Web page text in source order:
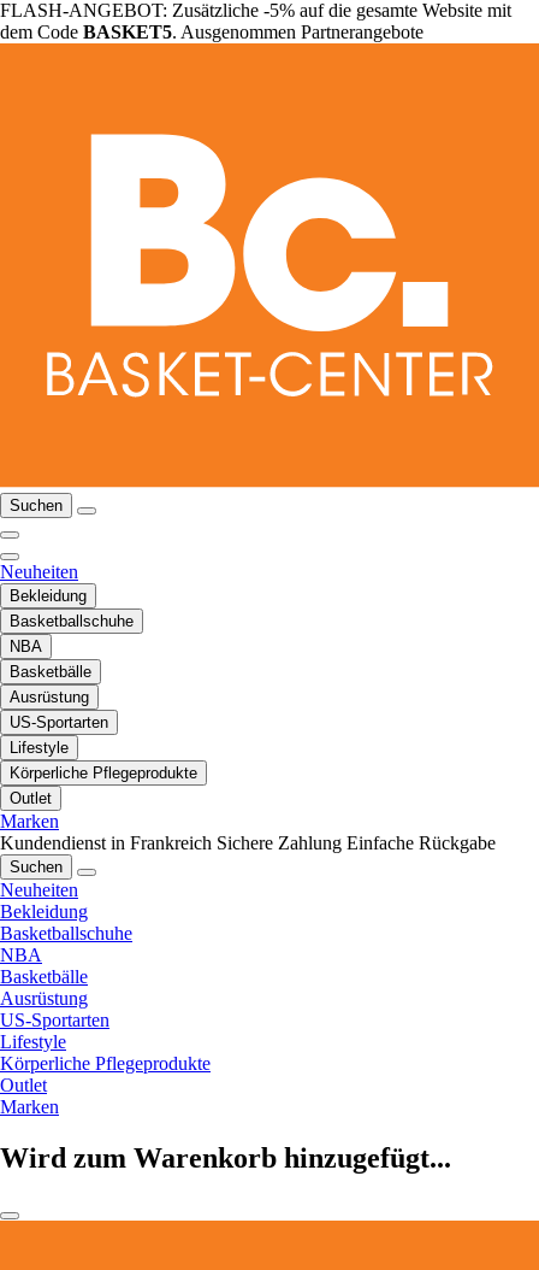
FLASH-ANGEBOT: Zusätzliche -5% auf die gesamte Website mit
dem Code BASKET5. Ausgenommen Partnerangebote
Suchen
Neuheiten
Bekleidung
Basketballschuhe
NBA
Basketbälle
Ausrüstung
US-Sportarten
Lifestyle
Körperliche Pflegeprodukte
Outlet
Marken
Kundendienst in Frankreich Sichere Zahlung Einfache Rückgabe
Suchen
Neuheiten
Bekleidung
Basketballschuhe
NBA
Basketbälle
Ausrüstung
US-Sportarten
Lifestyle
Körperliche Pflegeprodukte
Outlet
Marken
Wird zum Warenkorb hinzugefügt...